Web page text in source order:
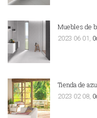
Muebles de
2023 06 01,
Tienda de
2023 02 08,